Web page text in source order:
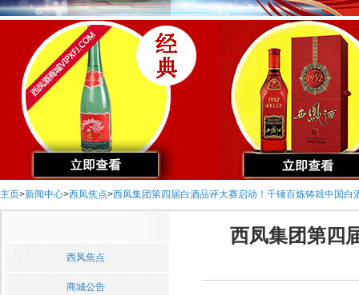
主页>新闻中心>西凤焦点>西凤集团第四届白酒品评大赛启动！千锤百炼铸就中国白
西凤焦点
商城公告
西凤集团第四